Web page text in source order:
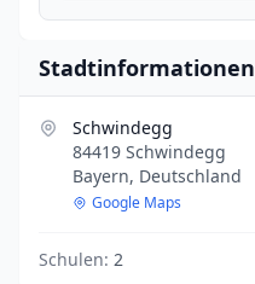
Stadtinformationen
Schwindegg
84419 Schwindegg
Bayern, Deutschland
Google Maps
Schulen: 2